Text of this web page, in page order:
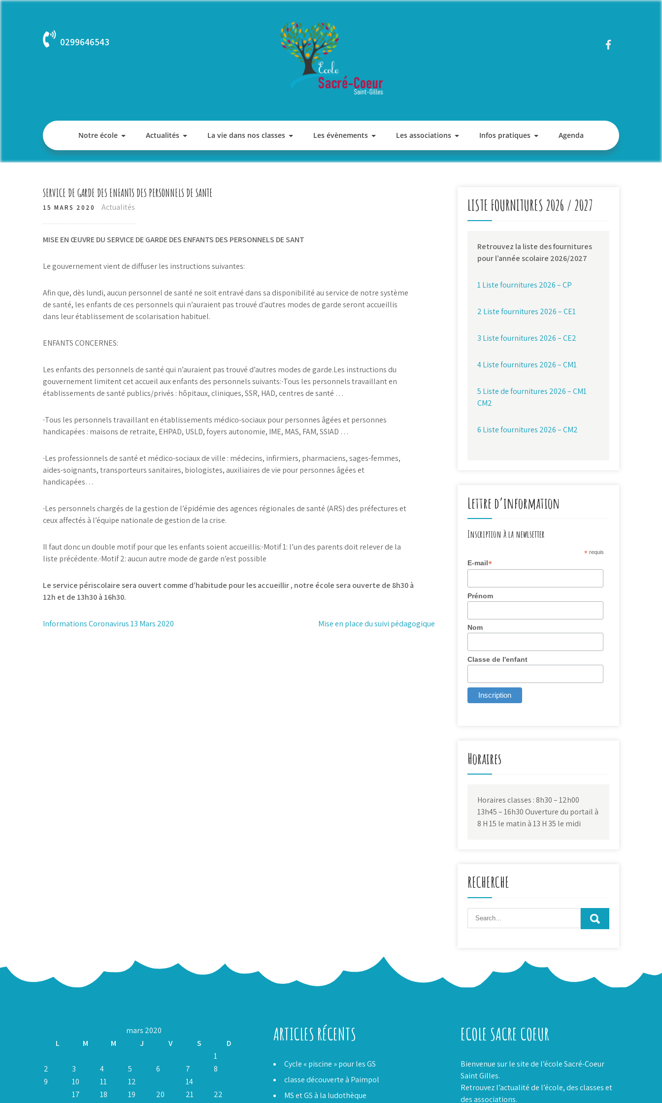
Skip
0299646543
ECOLE SACRE COEUR
Notre école Actualités La vie dans nos classes Les évènements Les associations Infos pratiques Agenda
SERVICE DE GARDE DES ENFANTS DES PERSONNELS DE SANTE
15 MARS 2020 Actualités
MISE EN ŒUVRE DU SERVICE DE GARDE DES ENFANTS DES PERSONNELS DE SANT
Le gouvernement vient de diffuser les instructions suivantes:
Afin que, dès lundi, aucun personnel de santé ne soit entravé dans sa disponibilité au service de notre système
de santé, les enfants de ces personnels qui n’auraient pas trouvé d’autres modes de garde seront accueillis
dans leur établissement de scolarisation habituel.
ENFANTS CONCERNES:
Les enfants des personnels de santé qui n’auraient pas trouvé d’autres modes de garde.Les instructions du
gouvernement limitent cet accueil aux enfants des personnels suivants:∙Tous les personnels travaillant en
établissements de santé publics/privés : hôpitaux, cliniques, SSR, HAD, centres de santé …
∙Tous les personnels travaillant en établissements médico-sociaux pour personnes âgées et personnes
handicapées : maisons de retraite, EHPAD, USLD, foyers autonomie, IME, MAS, FAM, SSIAD …
∙Les professionnels de santé et médico-sociaux de ville : médecins, infirmiers, pharmaciens, sages-femmes,
aides-soignants, transporteurs sanitaires, biologistes, auxiliaires de vie pour personnes âgées et
handicapées…
∙Les personnels chargés de la gestion de l’épidémie des agences régionales de santé (ARS) des préfectures et
ceux affectés à l’équipe nationale de gestion de la crise.
Il faut donc un double motif pour que les enfants soient accueillis:∙Motif 1: l’un des parents doit relever de la
liste précédente.∙Motif 2: aucun autre mode de garde n’est possible
Le service périscolaire sera ouvert comme d’habitude pour les accueillir , notre école sera ouverte de 8h30 à
12h et de 13h30 à 16h30.
Navigation
Informations Coronavirus 13 Mars 2020 Mise en place du suivi pédagogique
LISTE FOURNITURES 2026 / 2027
Retrouvez la liste des fournitures
pour l’année scolaire 2026/2027
1 Liste fournitures 2026 – CP
2 Liste fournitures 2026 – CE1
3 Liste fournitures 2026 – CE2
4 Liste fournitures 2026 – CM1
5 Liste de fournitures 2026 – CM1
CM2
6 Liste fournitures 2026 – CM2
Lettre d’information
Inscription à la newlsetter
*requis
E-mail*
Prénom
Nom
Classe de l'enfant
Horaires
Horaires classes : 8h30 – 12h00
13h45 – 16h30 Ouverture du portail à
8 H 15 le matin à 13 H 35 le midi
RECHERCHE
mars 2020
L
M M J V S
D
1
2
3 4 5 6 7
8
9
10 11 12 14
17 18 19 20 21
22
ARTICLES RÉCENTS
Cycle « piscine » pour les GS
classe découverte à Paimpol
MS et GS à la ludothèque
ECOLE SACRE COEUR
Bienvenue sur le site de l’école Sacré-Coeur
Saint Gilles.
Retrouvez l’actualité de l’école, des classes et
des associations.